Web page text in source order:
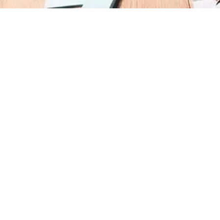
Treinamento de Combate a Incêndio NR 23